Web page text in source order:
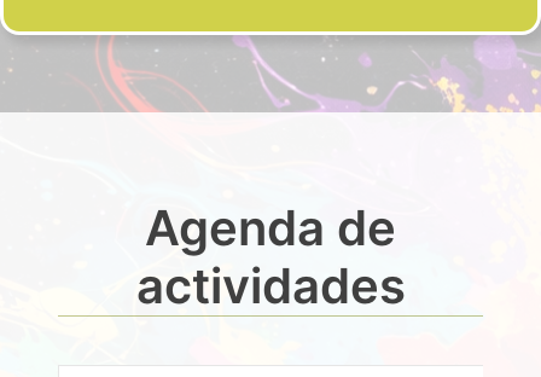
Agenda de
actividades